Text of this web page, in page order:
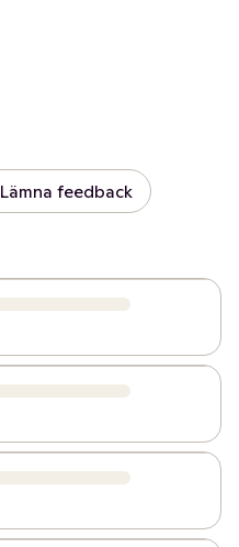
Lämna feedback